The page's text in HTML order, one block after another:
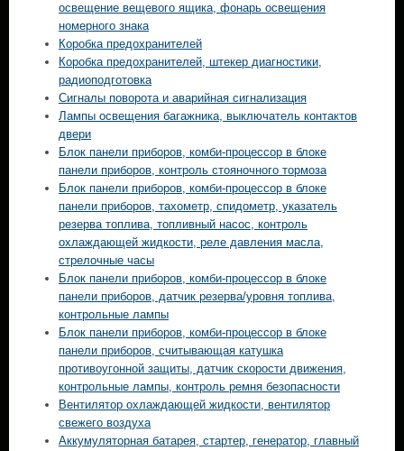
освещение вещевого ящика, фонарь освещения
номерного знака
Коробка предохранителей
Коробка предохранителей, штекер диагностики,
радиоподготовка
Сигналы поворота и аварийная сигнализация
Лампы освещения багажника, выключатель контактов
двери
Блок панели приборов, комби-процессор в блоке
панели приборов, контроль стояночного тормоза
Блок панели приборов, комби-процессор в блоке
панели приборов, тахометр, спидометр, указатель
резерва топлива, топливный насос, контроль
охлаждающей жидкости, реле давления масла,
стрелочные часы
Блок панели приборов, комби-процессор в блоке
панели приборов, датчик резерва/уровня топлива,
контрольные лампы
Блок панели приборов, комби-процессор в блоке
панели приборов, считывающая катушка
противоугонной защиты, датчик скорости движения,
контрольные лампы, контроль ремня безопасности
Вентилятор охлаждающей жидкости, вентилятор
свежего воздуха
Аккумуляторная батарея, стартер, генератор, главный